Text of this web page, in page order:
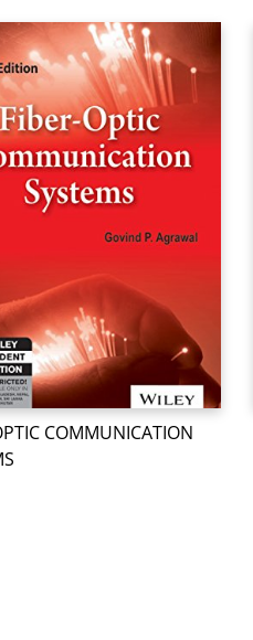
COMMUNICATION